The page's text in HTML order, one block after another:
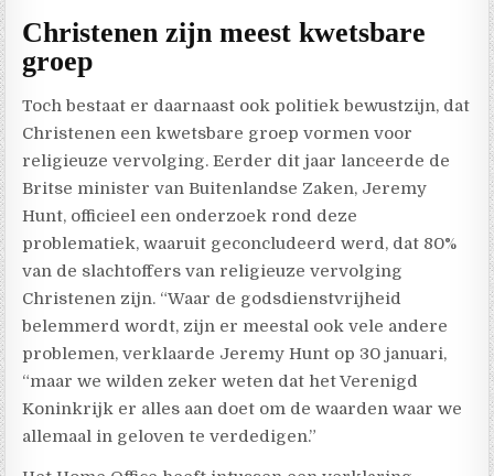
Christenen zijn meest kwetsbare
groep
Toch bestaat er daarnaast ook politiek bewustzijn, dat
Christenen een kwetsbare groep vormen voor
religieuze vervolging. Eerder dit jaar lanceerde de
Britse minister van Buitenlandse Zaken, Jeremy
Hunt, officieel een onderzoek rond deze
problematiek, waaruit geconcludeerd werd, dat 80%
van de slachtoffers van religieuze vervolging
Christenen zijn. “Waar de godsdienstvrijheid
belemmerd wordt, zijn er meestal ook vele andere
problemen, verklaarde Jeremy Hunt op 30 januari,
“maar we wilden zeker weten dat het Verenigd
Koninkrijk er alles aan doet om de waarden waar we
allemaal in geloven te verdedigen.”